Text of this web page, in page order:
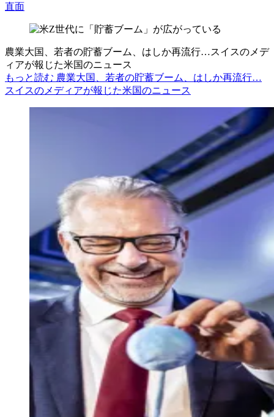
直面
農業大国、若者の貯蓄ブーム、はしか再流行…スイスのメデ
ィアが報じた米国のニュース
もっと読む 農業大国、若者の貯蓄ブーム、はしか再流行…
スイスのメディアが報じた米国のニュース